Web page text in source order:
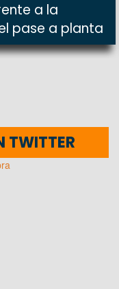
a la
pase a planta
TWITTER